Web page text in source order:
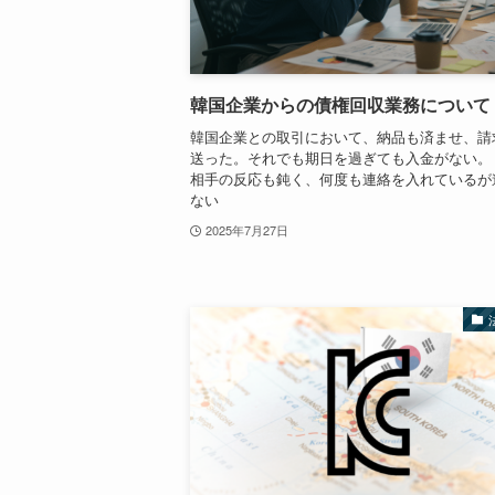
韓国企業からの債権回収業務について
韓国企業との取引において、納品も済ませ、
送った。それでも期日を過ぎても入金がない。
相手の反応も鈍く、何度も連絡を入れている
ない
2025年7月27日